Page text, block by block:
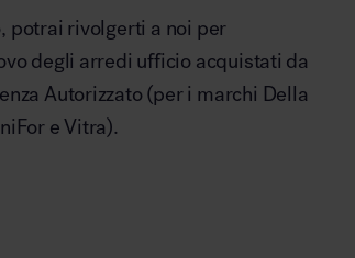
potrai rivolgerti a noi per
degli arredi ufficio acquistati da
Autorizzato (per i marchi Della
e Vitra).